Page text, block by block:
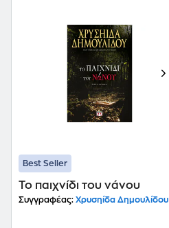
Best Seller
Το παιχνίδι του νάνου
Συγγραφέας: Χρυσηίδα Δημουλίδου